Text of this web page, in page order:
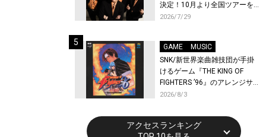
決定！10月より全国ツアーを
開催！
2026/7/29
GAME
MUSIC
SNK/新世界楽曲雑技団が手掛
けるゲーム『THE KING OF
FIGHTERS ’96』のアレンジサ
ウンドトラックが配信開始！
2026/8/3
アクセスランキング